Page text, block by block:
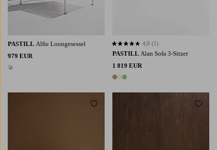
PASTILL Alfie Loungesessel
979 EUR
1 Farbe
PASTILL Alan Sofa 3-Sitzer
1 819 EUR
3 Farben
4,0 basierend auf 1 Bewertungen
4,0 (1)
Zu Favoriten hinzufügen Zu